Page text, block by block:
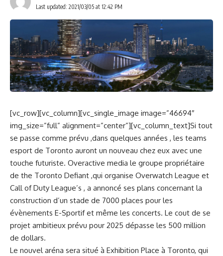
Last updated: 2021/03/05 at 12:42 PM
[vc_row][vc_column][vc_single_image image=”46694″
img_size=”full” alignment=”center”][vc_column_text]Si tout
se passe comme prévu ,dans quelques années , les teams
esport de Toronto auront un nouveau chez eux avec une
touche futuriste. Overactive media le groupe propriétaire
de the Toronto Defiant ,qui organise Overwatch League et
Call of Duty League’s , a annoncé ses plans concernant la
construction d’un stade de 7000 places pour les
évènements E-Sportif et même les concerts. Le cout de se
projet ambitieux prévu pour 2025 dépasse les 500 million
de dollars.
Le nouvel aréna sera situé à Exhibition Place à Toronto, qui